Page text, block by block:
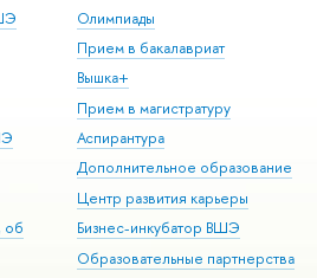
об
Олимпиады
Прием в бакалавриат
Вышка+
Прием в магистратуру
Аспирантура
Дополнительное образование
Центр развития карьеры
Бизнес-инкубатор ВШЭ
Образовательные партнерства